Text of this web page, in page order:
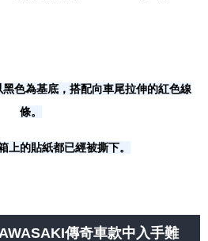
色為基底，搭配向車尾拉伸的紅色線
條。
上的貼紙都已經被撕下。
傳奇車款中入手難